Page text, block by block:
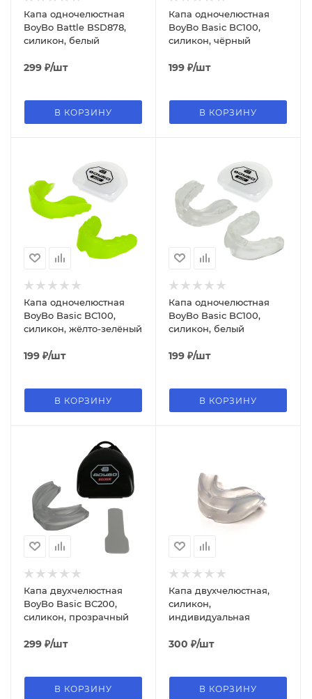
Капа одночелюстная
BoyBo Battle BSD878,
силикон, белый
299 ₽/шт
В КОРЗИНУ
Капа одночелюстная
BoyBo Basic BC100,
силикон, чёрный
199 ₽/шт
В КОРЗИНУ
Капа одночелюстная
BoyBo Basic BC100,
силикон, жёлто-зелёный
199 ₽/шт
В КОРЗИНУ
Капа одночелюстная
BoyBo Basic BC100,
силикон, белый
199 ₽/шт
В КОРЗИНУ
Капа двухчелюстная
BoyBo Basic BC200,
силикон, прозрачный
299 ₽/шт
В КОРЗИНУ
Капа двухчелюстная,
силикон,
индивидуальная
300 ₽/шт
В КОРЗИНУ